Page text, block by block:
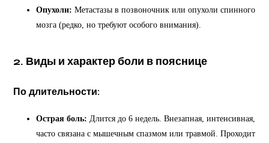
Опухоли:Метастазы в позвоночник или опухоли спинного
мозга (редко, но требуют особого внимания).
2. Виды и характер боли в пояснице
По длительности:
Острая боль: Длится до 6 недель. Внезапная, интенсивная,
часто связана с мышечным спазмом или травмой. Проходит